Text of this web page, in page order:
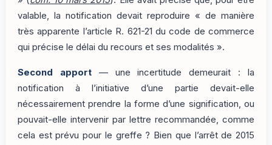
valable, la notification devait reproduire « de manière
très apparente l’article R. 621-21 du code de commerce
qui précise le délai du recours et ses modalités ».
Second apport— une incertitude demeurait : la
notification à l’initiative d’une partie devait-elle
nécessairement prendre la forme d’une signification, ou
pouvait-elle intervenir par lettre recommandée, comme
cela est prévu pour le greffe ? Bien que l’arrêt de 2015